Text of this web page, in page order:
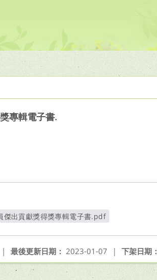
專輯電子書.
傑出貢獻獎得獎專輯電子書.pdf
下架日期：
最後更新日期： 2023-01-07 |
|